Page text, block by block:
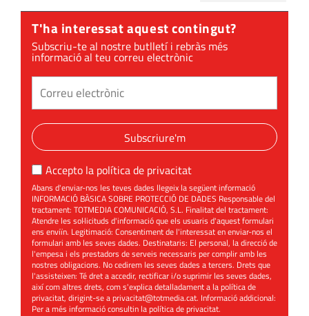
T'ha interessat aquest contingut?
Subscriu-te al nostre butlletí i rebràs més
informació al teu correu electrònic
Subscriure'm
Accepto la política de privacitat
Abans d'enviar-nos les teves dades llegeix la següent informació
INFORMACIÓ BÀSICA SOBRE PROTECCIÓ DE DADES Responsable del
tractament: TOTMEDIA COMUNICACIÓ, S.L. Finalitat del tractament:
Atendre les sol·licituds d'informació que els usuaris d'aquest formulari
ens enviïn. Legitimació: Consentiment de l'interessat en enviar-nos el
formulari amb les seves dades. Destinataris: El personal, la direcció de
l'empesa i els prestadors de serveis necessaris per complir amb les
nostres obligacions. No cedirem les seves dades a tercers. Drets que
l'assisteixen: Té dret a accedir, rectificar i/o suprimir les seves dades,
així com altres drets, com s'explica detalladament a la política de
privacitat, dirigint-se aprivacitat@totmedia.cat. Informació addicional:
Per a més informació consultin lapolítica de privacitat.